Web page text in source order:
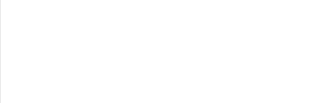
- valge - L